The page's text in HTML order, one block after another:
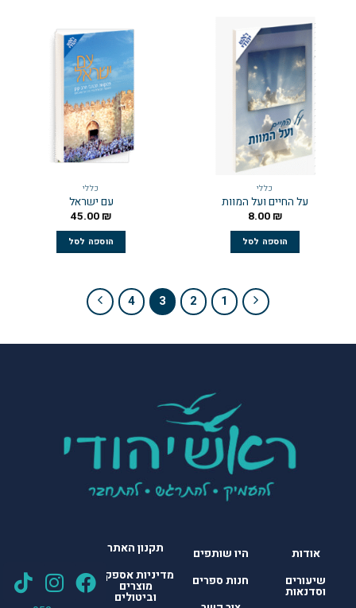
כללי
על החיים ועל המוות
8.00₪
הוספה לסל
כללי
עם ישראל
45.00₪
הוספה לסל
1
2
3
4
אודות
שיעורים
וסדנאות
היו שותפים
חנות ספרים
תקנון האתר
מדיניות אספקת
מוצרים
וביטולים